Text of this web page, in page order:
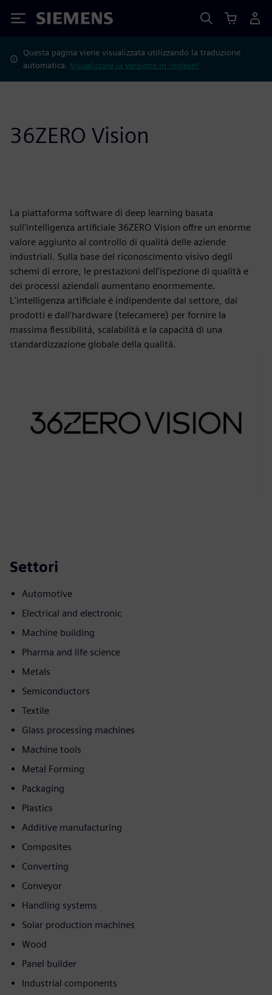
Siemens
Questa pagina viene visualizzata utilizzando la traduzione
automatica.Visualizzare la versione in inglese?
36ZERO Vision
La piattaforma software di deep learning basata
sull'intelligenza artificiale 36ZERO Vision offre un enorme
valore aggiunto al controllo di qualità delle aziende
industriali. Sulla base del riconoscimento visivo degli
schemi di errore, le prestazioni dell'ispezione di qualità e
dei processi aziendali aumentano enormemente.
L'intelligenza artificiale è indipendente dal settore, dai
prodotti e dall'hardware (telecamere) per fornire la
massima flessibilità, scalabilità e la capacità di una
standardizzazione globale della qualità.
Settori
Automotive
Electrical and electronic
Machine building
Pharma and life science
Metals
Semiconductors
Textile
Glass processing machines
Machine tools
Metal Forming
Packaging
Plastics
Additive manufacturing
Composites
Converting
Conveyor
Handling systems
Solar production machines
Wood
Panel builder
Industrial components